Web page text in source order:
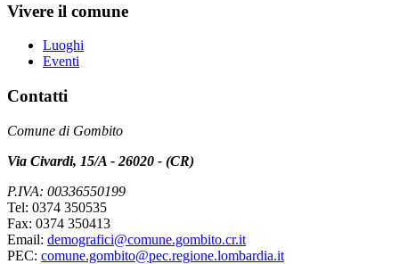
Vivere il comune
Luoghi
Eventi
Contatti
Comune di Gombito
Via Civardi, 15/A - 26020 - (CR)
P.IVA: 00336550199
Tel: 0374 350535
Fax: 0374 350413
Email: demografici@comune.gombito.cr.it
PEC: comune.gombito@pec.regione.lombardia.it